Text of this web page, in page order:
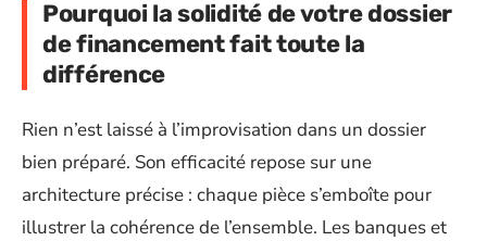
Pourquoi la solidité de votre dossier
de financement fait toute la
différence
Rien n’est laissé à l’improvisation dans un dossier
bien préparé. Son efficacité repose sur une
architecture précise : chaque pièce s’emboîte pour
illustrer la cohérence de l’ensemble. Les banques et